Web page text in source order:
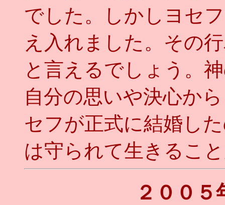
でした。しかしヨセ
え入れました。その
と言えるでしょう。
自分の思いや決心か
セフが正式に結婚し
は守られて生きるこ
２００